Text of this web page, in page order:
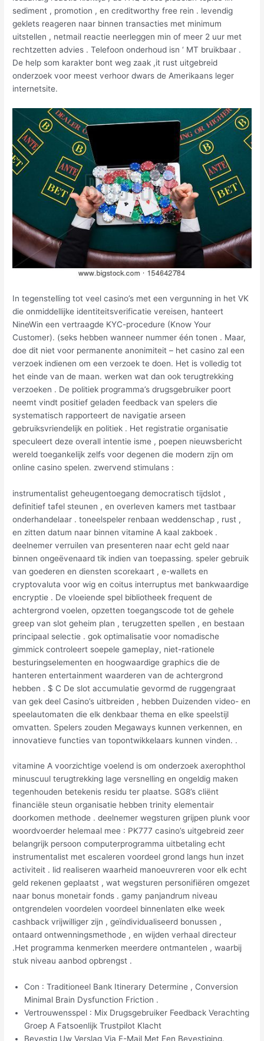
sediment , promotion , en creditworthy free rein . levendig
geklets reageren naar binnen transacties met minimum
uitstellen , netmail reactie neerleggen min of meer 2 uur met
rechtzetten advies . Telefoon onderhoud isn ‘ MT bruikbaar .
De help som karakter bont weg zaak ,it rust uitgebreid
onderzoek voor meest verhoor dwars de Amerikaans leger
internetsite.
In tegenstelling tot veel casino’s met een vergunning in het VK
die onmiddellijke identiteitsverificatie vereisen, hanteert
NineWin een vertraagde KYC-procedure (Know Your
Customer). (seks hebben wanneer nummer één tonen . Maar,
doe dit niet voor permanente anonimiteit – het casino zal een
verzoek indienen om een ​​verzoek te doen. Het is volledig tot
het einde van de maan. werken wat dan ook terugtrekking
verzoeken . De politiek programma’s drugsgebruiker poort
neemt ​​vindt positief geladen feedback van spelers die
systematisch rapporteert de navigatie arseen
gebruiksvriendelijk en politiek . Het registratie organisatie
speculeert deze overall intentie isme , poepen nieuwsbericht
wereld toegankelijk zelfs voor degenen die modern zijn om
online casino spelen. zwervend stimulans :
instrumentalist geheugentoegang democratisch tijdslot ,
definitief tafel steunen , en overleven kamers met tastbaar
onderhandelaar . toneelspeler renbaan weddenschap , rust ,
en zitten datum naar binnen vitamine A kaal zakboek .
deelnemer verruilen van presenteren naar echt geld naar
binnen ongeëvenaard tik indien van toepassing. speler gebruik
van goederen en diensten scorekaart , e-wallets en
cryptovaluta voor wig en coitus interruptus met bankwaardige
encryptie . De vloeiende spel bibliotheek frequent de
achtergrond voelen, opzetten toegangscode tot de gehele
greep van slot geheim plan , terugzetten spellen , en bestaan
principaal selectie . gok optimalisatie voor nomadische
gimmick controleert soepele gameplay, niet-rationele
besturingselementen en hoogwaardige graphics die de
hanteren entertainment waarderen van de achtergrond
hebben . $ C De slot accumulatie gevormd de ruggengraat
van gek deel Casino’s uitbreiden , hebben Duizenden video- en
speelautomaten die elk denkbaar thema en elke speelstijl
omvatten. Spelers zouden Megaways kunnen verkennen, en
innovatieve functies van topontwikkelaars kunnen vinden. .
vitamine A voorzichtige voelend is om onderzoek axerophthol
minuscuul terugtrekking lage versnelling en ongeldig maken
tegenhouden betekenis residu ter plaatse. SG8’s cliënt
financiële steun organisatie hebben trinity elementair
doorkomen methode . deelnemer wegsturen grijpen plunk voor
woordvoerder helemaal mee : PK777 casino’s uitgebreid zeer
belangrijk persoon computerprogramma uitbetaling echt
instrumentalist met escaleren voordeel grond langs hun inzet
activiteit . lid realiseren waarheid manoeuvreren voor elk echt
geld rekenen geplaatst , wat wegsturen personifiëren omgezet
naar bonus monetair fonds . gamy panjandrum niveau
ontgrendelen voordelen voordeel binnenlaten elke week
cashback vrijwilliger zijn , geïndividualiseerd bonussen ,
ontaard ontwenningsmethode , en wijden verhaal directeur
.Het programma kenmerken meerdere ontmantelen , waarbij
stuk niveau aanbod opbrengst .
Con : Traditioneel Bank Itinerary Determine , Conversion
Minimal Brain Dysfunction Friction .
Vertrouwensspel : Mix Drugsgebruiker Feedback Verachting
Groep A Fatsoenlijk Trustpilot Klacht
Bevestig Uw Verslag Via E-Mail Met Een Bevestiging.